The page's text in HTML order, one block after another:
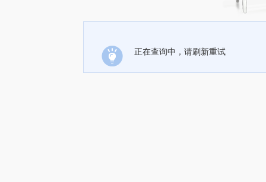
正在查询中，请刷新重试